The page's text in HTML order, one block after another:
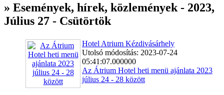
» Események, hírek, közlemények - 2023,
Július 27 - Csütörtök
Hotel Atrium Kézdivásárhely
Utolsó módosítás: 2023-07-24
05:41:07.000000
Az Átrium Hotel heti menü ajánlata 2023
július 24 - 28 között